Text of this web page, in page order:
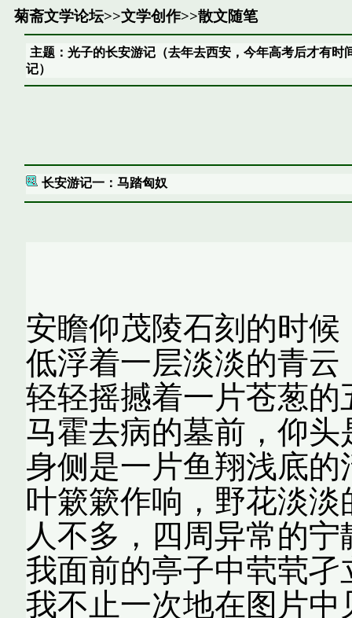
菊斋文学论坛>>文学创作>>散文随笔
主题：光子的长安游记（去年去西安，今年高考后才有时
记）
长安游记一：马踏匈奴
安瞻仰茂陵石刻的时
低浮着一层淡淡的青
轻轻摇撼着一片苍葱
马霍去病的墓前，仰
身侧是一片鱼翔浅底
叶簌簌作响，野花淡
人不多，四周异常的
我面前的亭子中茕
我不止一次地在图片